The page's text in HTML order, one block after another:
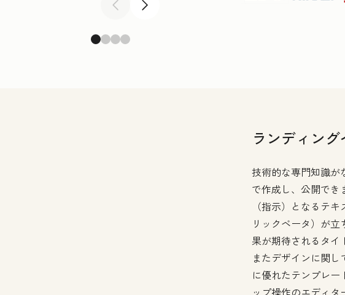
前へ 次へ
ランディン
技術的な専門知識が
で作成し、公開で
（指示）となるテ
リックベータ）が
果が期待されるタイ
またデザインに関
に優れたテンプレ
ップ操作のエディ